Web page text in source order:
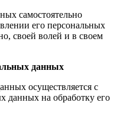
самостоятельно
его персональных
своей волей и в своем
данных
осуществляется с
данных на обработку его